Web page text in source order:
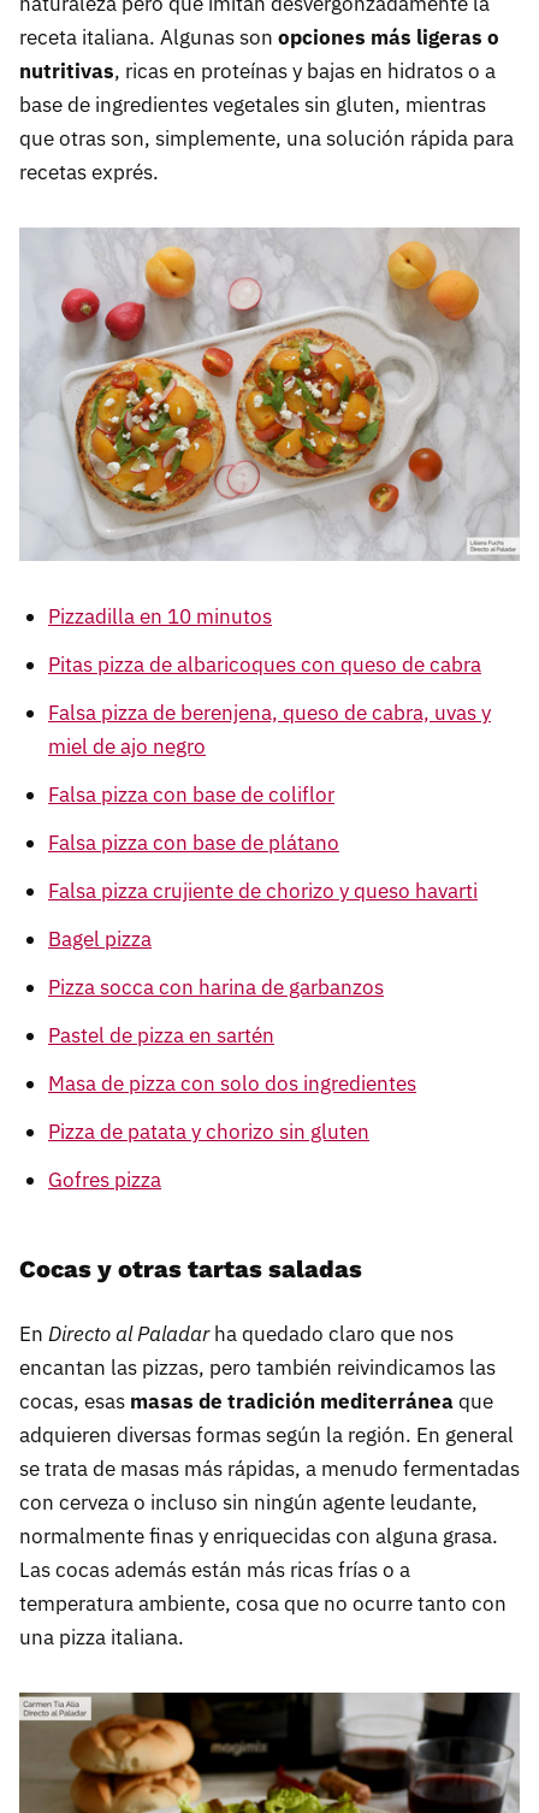
receta italiana. Algunas son opciones más ligeras o
nutritivas, ricas en proteínas y bajas en hidratos o a
base de ingredientes vegetales sin gluten, mientras
que otras son, simplemente, una solución rápida para
recetas exprés.
Pizzadilla en 10 minutos
Pitas pizza de albaricoques con queso de cabra
Falsa pizza de berenjena, queso de cabra, uvas y
miel de ajo negro
Falsa pizza con base de coliflor
Falsa pizza con base de plátano
Falsa pizza crujiente de chorizo y queso havarti
Bagel pizza
Pizza socca con harina de garbanzos
Pastel de pizza en sartén
Masa de pizza con solo dos ingredientes
Pizza de patata y chorizo sin gluten
Gofres pizza
Cocas y otras tartas saladas
En Directo al Paladarha quedado claro que nos
encantan las pizzas, pero también reivindicamos las
cocas, esas masas de tradición mediterráneaque
adquieren diversas formas según la región. En general
se trata de masas más rápidas, a menudo fermentadas
con cerveza o incluso sin ningún agente leudante,
normalmente finas y enriquecidas con alguna grasa.
Las cocas además están más ricas frías o a
temperatura ambiente, cosa que no ocurre tanto con
una pizza italiana.